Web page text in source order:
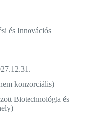
és Innovációs
konzorciális)
Biotechnológia és